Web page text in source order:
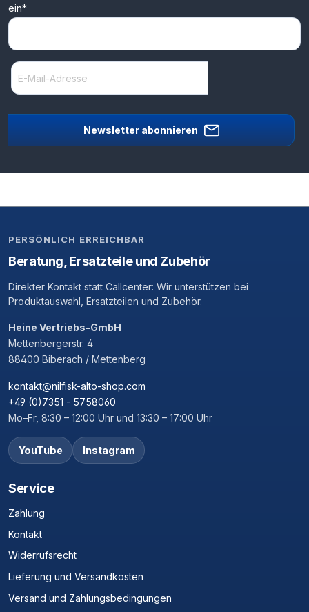
ein*
Newsletter abonnieren
PERSÖNLICH ERREICHBAR
Beratung, Ersatzteile und Zubehör
Direkter Kontakt statt Callcenter: Wir unterstützen bei
Produktauswahl, Ersatzteilen und Zubehör.
Heine Vertriebs-GmbH
Mettenbergerstr. 4
88400 Biberach / Mettenberg
kontakt@nilfisk-alto-shop.com
+49 (0)7351 - 5758060
Mo–Fr, 8:30 – 12:00 Uhr und 13:30 – 17:00 Uhr
YouTube Instagram
Service
Zahlung
Kontakt
Widerrufsrecht
Lieferung und Versandkosten
Versand und Zahlungsbedingungen